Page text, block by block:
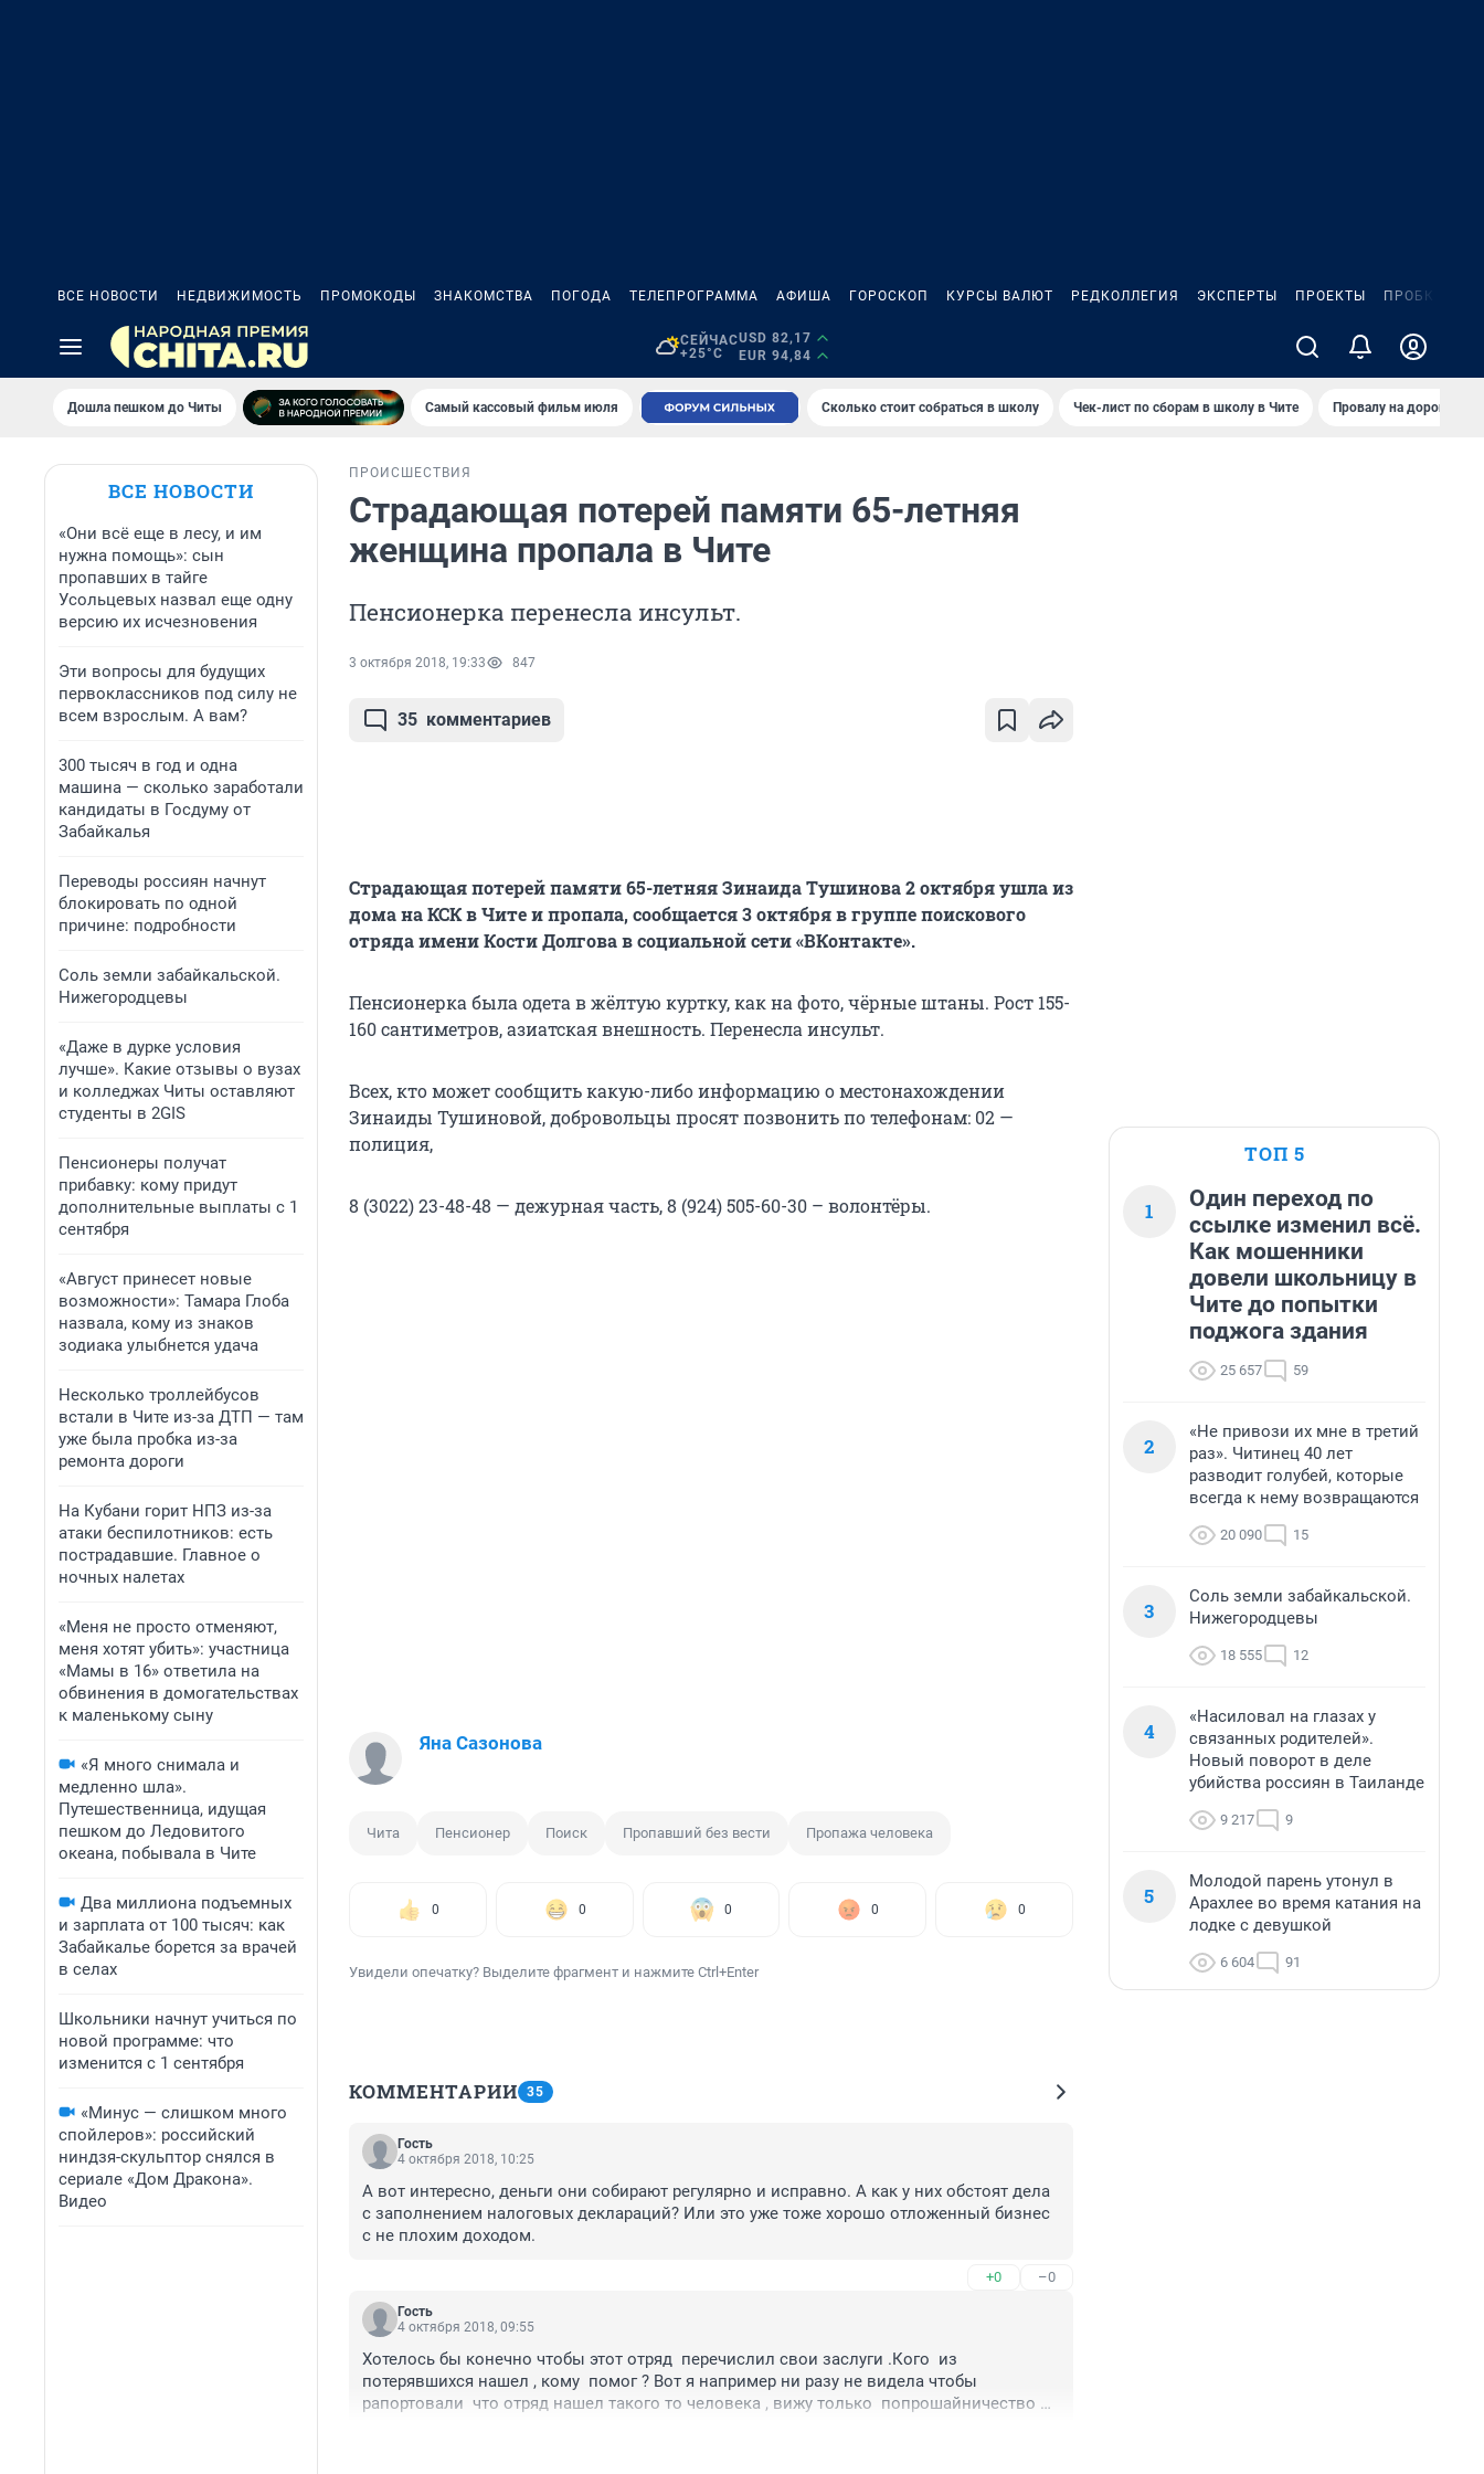
ВСЕ НОВОСТИ НЕДВИЖИМОСТЬ ПРОМОКОДЫ ЗНАКОМСТВА ПОГОДА ТЕЛЕПРОГРАММА АФИША ГОРОСКОП КУРСЫ ВАЛЮТ РЕДКОЛЛЕГИЯ ЭКСПЕРТЫ ПРОЕКТЫ ПРОБКИ
СЕЙЧАС
+25°C
USD 82,17
EUR 94,84
Дошла пешком до Читы Самый кассовый фильм июля Сколько стоит собраться в школу Чек-лист по сборам в школу в Чите Провалу на дороге
ВСЕ НОВОСТИ
«Они всё еще в лесу, и им
нужна помощь»: сын
пропавших в тайге
Усольцевых назвал еще одну
версию их исчезновения
Эти вопросы для будущих
первоклассников под силу не
всем взрослым. А вам?
300 тысяч в год и одна
машина — сколько заработали
кандидаты в Госдуму от
Забайкалья
Переводы россиян начнут
блокировать по одной
причине: подробности
Соль земли забайкальской.
Нижегородцевы
«Даже в дурке условия
лучше». Какие отзывы о вузах
и колледжах Читы оставляют
студенты в 2GIS
Пенсионеры получат
прибавку: кому придут
дополнительные выплаты с 1
сентября
«Август принесет новые
возможности»: Тамара Глоба
назвала, кому из знаков
зодиака улыбнется удача
Несколько троллейбусов
встали в Чите из-за ДТП — там
уже была пробка из-за
ремонта дороги
На Кубани горит НПЗ из-за
атаки беспилотников: есть
пострадавшие. Главное о
ночных налетах
«Меня не просто отменяют,
меня хотят убить»: участница
«Мамы в 16» ответила на
обвинения в домогательствах
к маленькому сыну
«Я много снимала и
медленно шла».
Путешественница, идущая
пешком до Ледовитого
океана, побывала в Чите
Два миллиона подъемных
и зарплата от 100 тысяч: как
Забайкалье борется за врачей
в селах
Школьники начнут учиться по
новой программе: что
изменится с 1 сентября
«Минус — слишком много
спойлеров»: российский
ниндзя-скульптор снялся в
сериале «Дом Дракона».
Видео
ПРОИСШЕСТВИЯ
Страдающая потерей памяти 65-летняя
женщина пропала в Чите
Пенсионерка перенесла инсульт.
3 октября 2018, 19:33 847
35 комментариев
Страдающая потерей памяти 65-летняя Зинаида Тушинова 2 октября ушла из
дома на КСК в Чите и пропала, сообщается 3 октября в группе поискового
отряда имени Кости Долгова в социальной сети «ВКонтакте».
Пенсионерка была одета в жёлтую куртку, как на фото, чёрные штаны. Рост 155-
160 сантиметров, азиатская внешность. Перенесла инсульт.
Всех, кто может сообщить какую-либо информацию о местонахождении
Зинаиды Тушиновой, добровольцы просят позвонить по телефонам: 02 —
полиция,
8 (3022) 23-48-48 — дежурная часть, 8 (924) 505-60-30 – волонтёры.
Яна Сазонова
Чита Пенсионер Поиск Пропавший без вести Пропажа человека
0 0 0 0 0
Увидели опечатку? Выделите фрагмент и нажмите Ctrl+Enter
КОММЕНТАРИИ 35
Гость
4 октября 2018, 10:25
А вот интересно, деньги они собирают регулярно и исправно. А как у них обстоят дела
с заполнением налоговых деклараций? Или это уже тоже хорошо отложенный бизнес
с не плохим доходом.
+0 –0
Гость
4 октября 2018, 09:55
Хотелось бы конечно чтобы этот отряд  перечислил свои заслуги .Кого  из
потерявшихся нашел , кому  помог ? Вот я например ни разу не видела чтобы
рапортовали  что отряд нашел такого то человека , вижу только  попрошайничество
ТОП 5
1
Один переход по
ссылке изменил всё.
Как мошенники
довели школьницу в
Чите до попытки
поджога здания
25 657 59
2
«Не привози их мне в третий
раз». Читинец 40 лет
разводит голубей, которые
всегда к нему возвращаются
20 090 15
3
Соль земли забайкальской.
Нижегородцевы
18 555 12
4
«Насиловал на глазах у
связанных родителей».
Новый поворот в деле
убийства россиян в Таиланде
9 217 9
5
Молодой парень утонул в
Арахлее во время катания на
лодке с девушкой
6 604 91